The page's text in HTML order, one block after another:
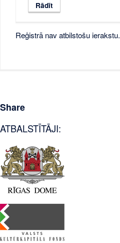
Reģistrā nav atbilstošu ierakstu.
Share
ATBALSTĪTĀJI: